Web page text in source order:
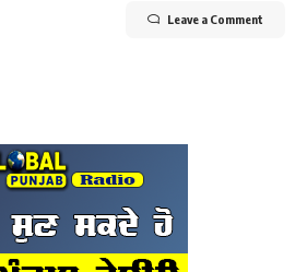
Leave a Comment